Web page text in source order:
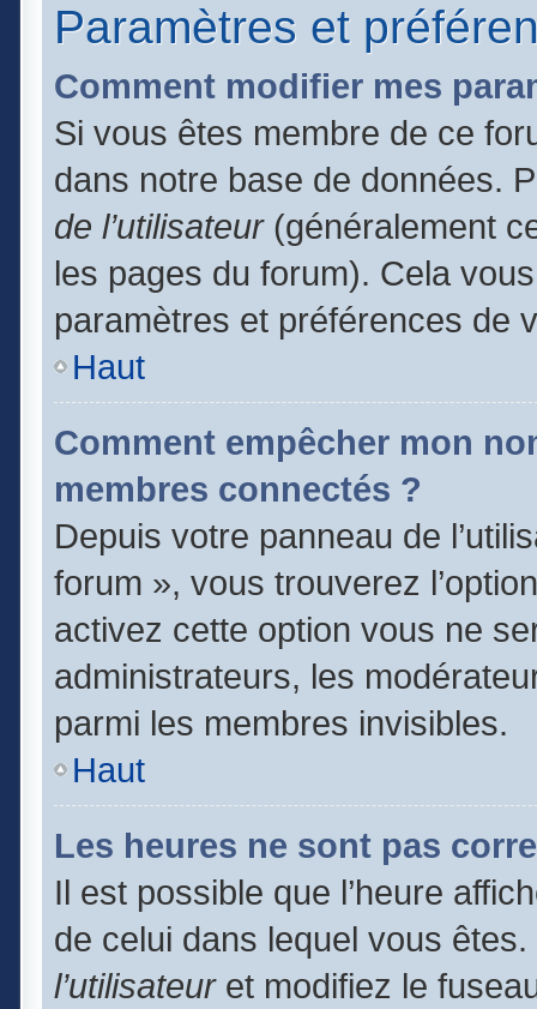
Paramètres et
Comment modifier mes
Si vous êtes membre de ce
dans notre base de données.
de l’utilisateur(généralement
les pages du forum). Cela
paramètres et préférences de
Haut
Comment empêcher mon
membres connectés ?
Depuis votre panneau de
forum », vous trouverez
activez cette option vous ne
administrateurs, les
parmi les membres invisibles.
Haut
Les heures ne sont pas
Il est possible que l’heure
de celui dans lequel vous
l’utilisateuret modifiez le